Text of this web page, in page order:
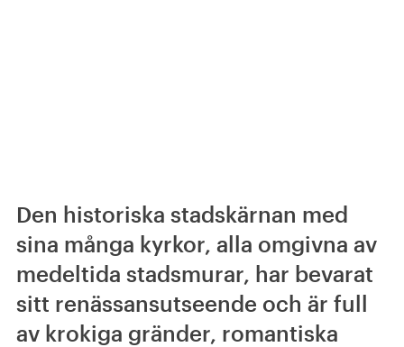
Den historiska stadskärnan med
sina många kyrkor, alla omgivna av
medeltida stadsmurar, har bevarat
sitt renässansutseende och är full
av krokiga gränder, romantiska